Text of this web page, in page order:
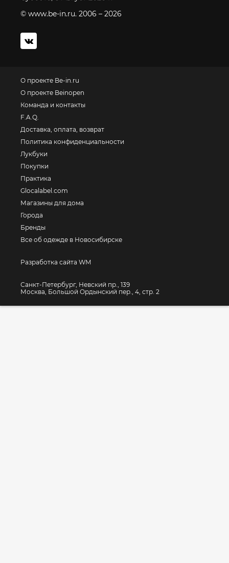
© www.be-in.ru. 2006 – 2026
О проекте Be-in.ru
О проекте Beinopen
Команда и контакты
F.A.Q.
Доставка, оплата, возврат
Политика конфиденциальности
Лукбуки
Покупки
Практика
Glocalabel.com
Магазины для дома
Города
Бренды
Все об одежде в Новосибирске
Разработка сайта WM
Санкт-Петербург, Невский пр., 139
Москва, Большой Ордынский пер., 4, стр. 2